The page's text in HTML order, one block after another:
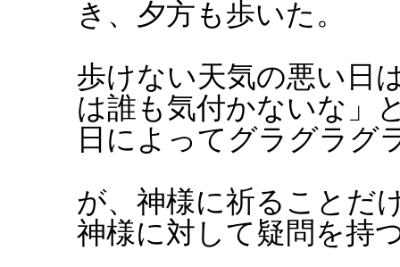
き、夕方も歩いた。
歩けない天気の悪い日
は誰も気付かないな」
日によってグラグラグ
が、神様に祈ることだ
神様に対して疑問を持